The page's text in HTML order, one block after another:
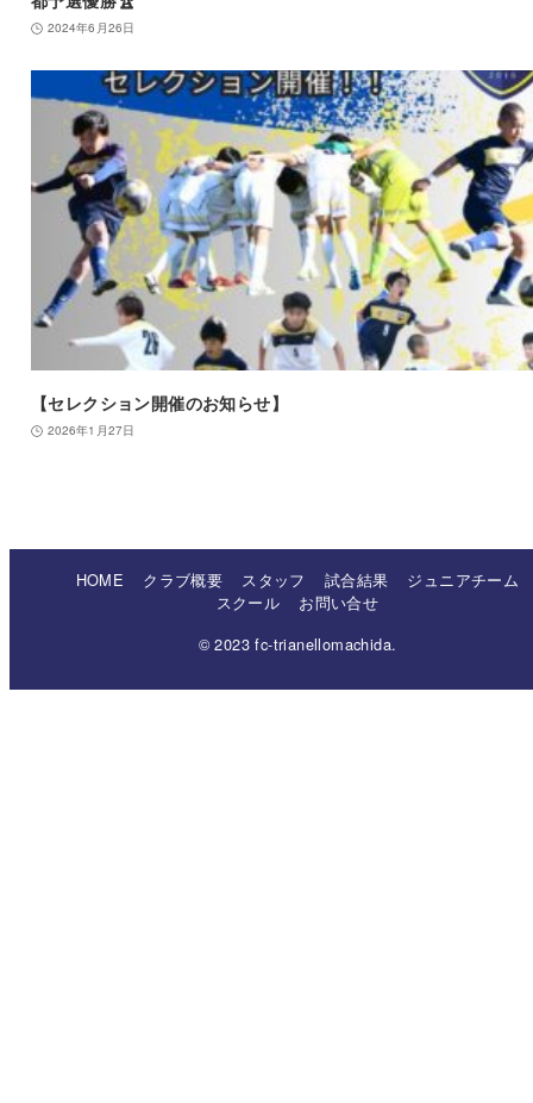
2024年6月26日
【セレクション開催のお知らせ】
2026年1月27日
HOME クラブ概要 スタッフ 試合結果
ジュニアチーム
スクール
お問い合せ
© 2023 fc-trianellomachida.